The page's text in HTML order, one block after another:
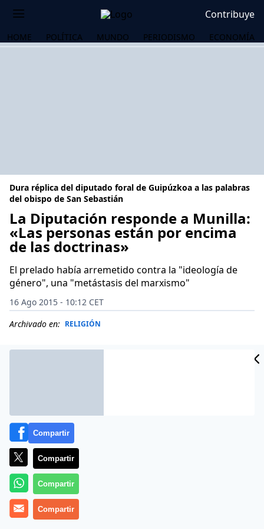
Contribuye
HOME POLÍTICA MUNDO PERIODISMO ECONOMÍA
Dura réplica del diputado foral de Guipúzkoa a las palabras
del obispo de San Sebastián
La Diputación responde a Munilla:
«Las personas están por encima
de las doctrinas»
El prelado había arremetido contra la "ideología de
género", una "metástasis del marxismo"
16 Ago 2015 - 10:12 CET
Archivado en: RELIGIÓN
Más información
Compartir
Compartir
Compartir
Compartir